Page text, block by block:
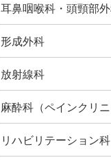
耳鼻咽喉科・頭頸部
形成外科
放射線科
麻酔科（ペインクリニ
リハビリテーション科